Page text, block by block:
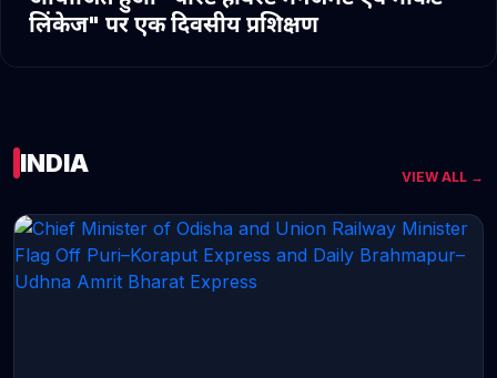
लिंकेज" पर एक दिवसीय प्रशिक्षण
INDIA VIEW ALL →